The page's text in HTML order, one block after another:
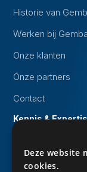
Historie van
Werken bij Gemba
Onze klanten
Onze partners
Contact
Kennis &
Whitepapers
Deze website
cookies.